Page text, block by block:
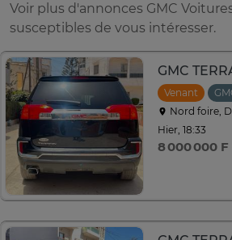
Voir plus d'annonces GMC
susceptibles de vous intéresser.
GMC
Venant
Nord foire,
Hier, 18:33
8 000 000 F